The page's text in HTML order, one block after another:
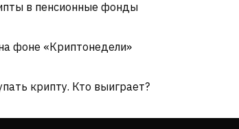
в пенсионные фонды
фоне «Криптонедели»
крипту. Кто выиграет?